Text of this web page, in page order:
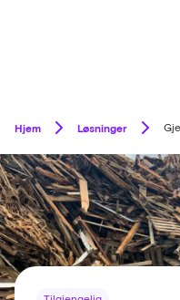
Hjem Løsninger